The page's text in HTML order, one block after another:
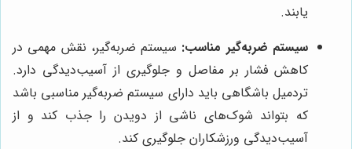
یابند.
سیستم ضربه‌گیر مناسب: سیستم ضربه‌گیر، نقش مهمی در
کاهش فشار بر مفاصل و جلوگیری از آسیب‌دیدگی دارد.
تردمیل باشگاهی باید دارای سیستم ضربه‌گیر مناسبی باشد
که بتواند شوک‌های ناشی از دویدن را جذب کند و از
آسیب‌دیدگی ورزشکاران جلوگیری کند.